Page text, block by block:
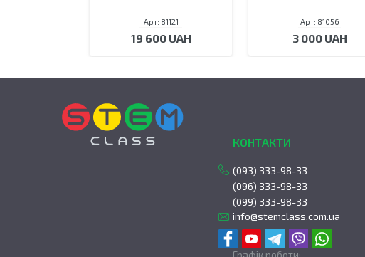
Арт: 81121
19 600 UAH
Арт: 81056
3 000 UAH
КОНТАКТИ
(093) 333-98-33
(096) 333-98-33
(099) 333-98-33
info@stemclass.com.ua
Графік роботи: